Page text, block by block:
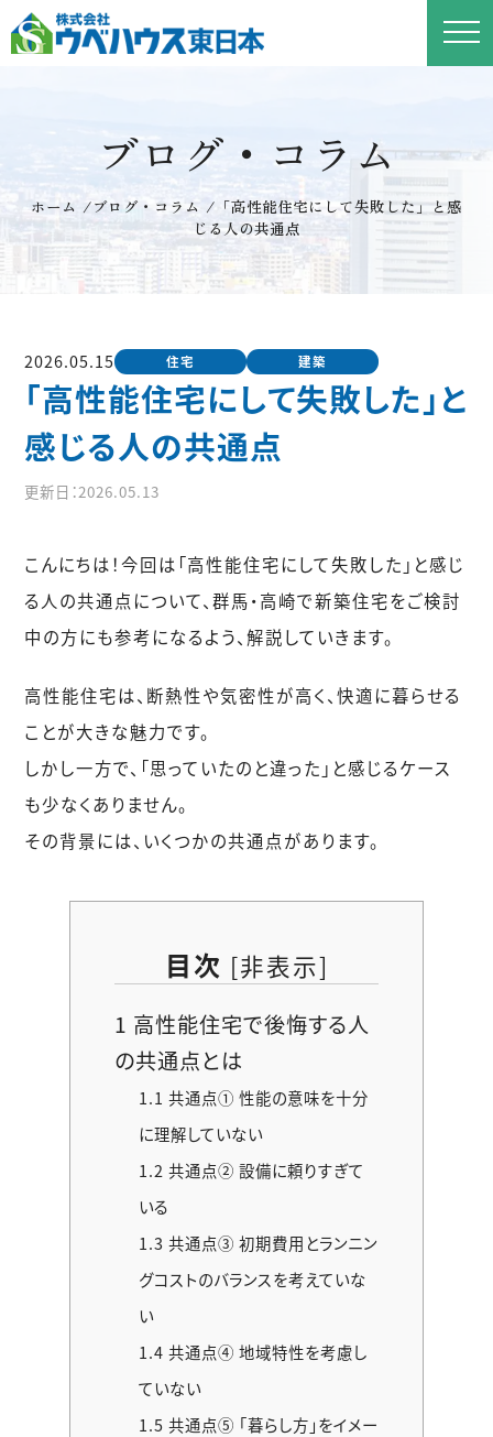
ブログ・コラム
ホーム /ブログ・コラム / 「高性能住宅にして失敗した」と感
じる人の共通点
2026.05.15 住宅 建築
「高性能住宅にして失敗した」と
感じる人の共通点
更新日：2026.05.13
こんにちは！今回は「高性能住宅にして失敗した」と感じ
る人の共通点について、群馬・高崎で新築住宅をご検討
中の方にも参考になるよう、解説していきます。
高性能住宅は、断熱性や気密性が高く、快適に暮らせる
ことが大きな魅力です。
しかし一方で、「思っていたのと違った」と感じるケース
も少なくありません。
その背景には、いくつかの共通点があります。
目次 [非表示]
1 高性能住宅で後悔する人
の共通点とは
1.1 共通点① 性能の意味を十分
に理解していない
1.2 共通点② 設備に頼りすぎて
いる
1.3 共通点③ 初期費用とランニン
グコストのバランスを考えていな
い
1.4 共通点④ 地域特性を考慮し
ていない
1.5 共通点⑤ 「暮らし方」をイメー